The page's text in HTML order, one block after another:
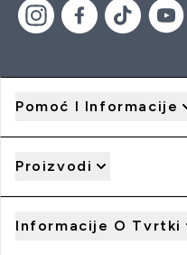
Pomoć I Informacije
Proizvodi
Informacije O Tvrtki